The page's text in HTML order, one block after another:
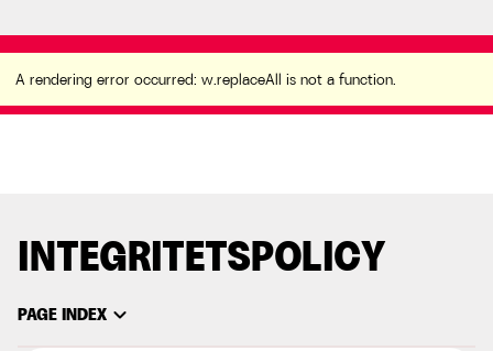
A rendering error occurred:w.replaceAll is not a
function.
A rendering error occurred: w.replaceAll is not a function.
INTEGRITETSPOLICY
PAGE INDEX expand_more